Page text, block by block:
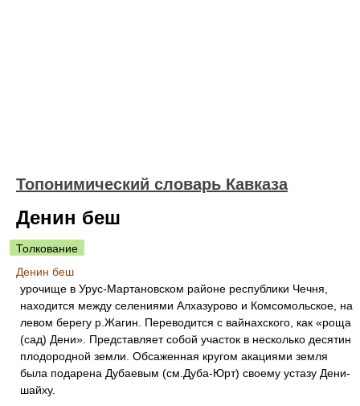
Топонимический словарь Кавказа
Денин беш
Толкование
Денин беш
урочище в Урус-Мартановском районе республики Чечня,
находится между селениями Алхазурово и Комсомольское, на
левом берегу р.Жагин. Переводится с вайнахского, как «роща
(сад) Дени». Представляет собой участок в несколько десятин
плодородной земли. Обсаженная кругом акациями земля
была подарена Дубаевым (см.Дуба-Юрт) своему устазу Дени-
шайху.